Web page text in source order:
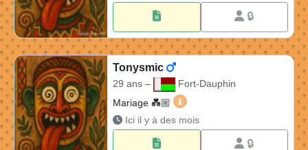
🔒
Tonysmic
29 ans –
Fort-Dauphin
Mariage 💑🏼​
Tonysmic 29 ans à Fort-
Ici il y à des mois
🔒